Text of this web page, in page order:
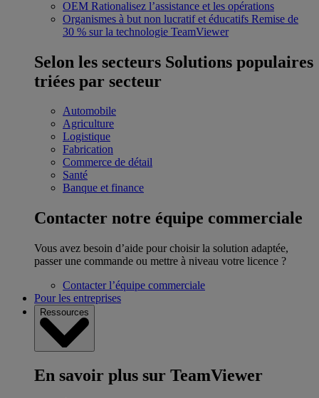
OEM Rationalisez l’assistance et les opérations
Organismes à but non lucratif et éducatifs Remise de
30 % sur la technologie TeamViewer
Selon les secteurs Solutions populaires
triées par secteur
Automobile
Agriculture
Logistique
Fabrication
Commerce de détail
Santé
Banque et finance
Contacter notre équipe commerciale
Vous avez besoin d’aide pour choisir la solution adaptée,
passer une commande ou mettre à niveau votre licence ?
Contacter l’équipe commerciale
Pour les entreprises
Ressources
En savoir plus sur TeamViewer